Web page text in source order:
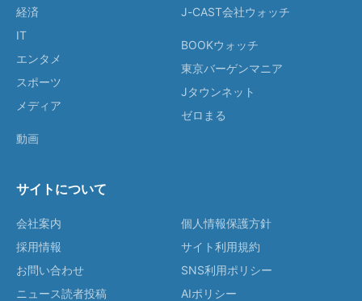
経済
IT
エンタメ
スポーツ
メディア
動画
J-CAST会社ウォッチ
BOOKウォッチ
東京バーゲンマニア
Jタウンネット
ゼロまる
サイトについて
会社案内
採用情報
お問い合わせ
ニュース読者投稿
個人情報保護方針
サイト利用規約
SNS利用ポリシー
AIポリシー